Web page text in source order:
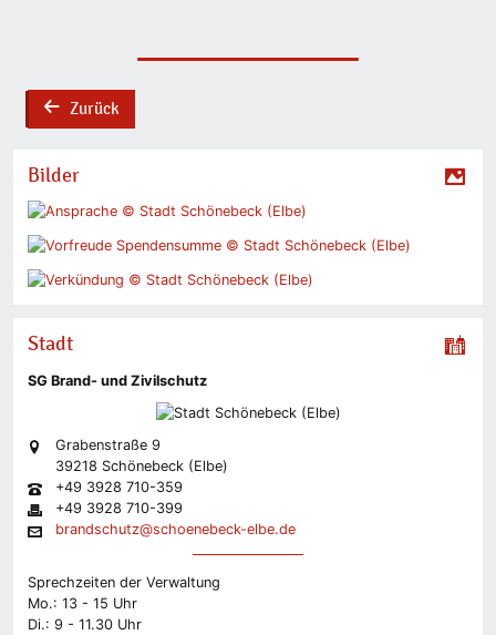
backZurück
Bilder
Stadt
SG Brand- und Zivilschutz
Grabenstraße 9
39218 Schönebeck (Elbe)
+49 3928 710-359
+49 3928 710-399
brandschutz@schoenebeck-elbe.de
Sprechzeiten der Verwaltung
Mo.: 13 - 15 Uhr
Di.: 9 - 11.30 Uhr